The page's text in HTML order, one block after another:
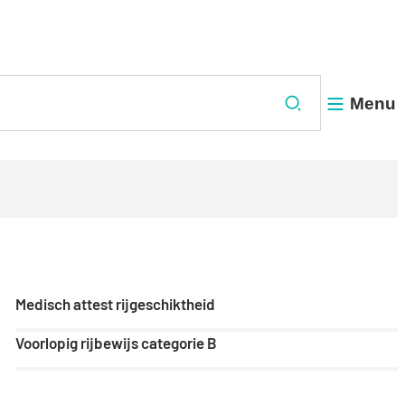
Zoeken Menu
Medisch attest rijgeschiktheid
Voorlopig rijbewijs categorie B